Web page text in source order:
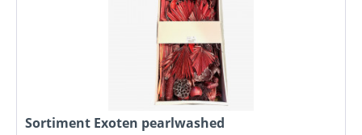
Sortiment Exoten pearlwashed